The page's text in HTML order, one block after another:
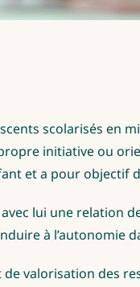
scolarisés en
initiative ou
et a pour objectif
lui une relation
à l’autonomie
de valorisation des